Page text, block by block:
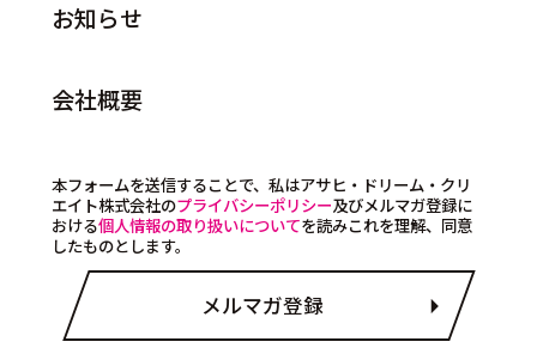
お知らせ
会社概要
本フォームを送信することで、私はアサヒ・ドリーム・クリ
エイト株式会社のプライバシーポリシー及びメルマガ登録に
おける個人情報の取り扱いについてを読みこれを理解、同意
したものとします。
メルマガ登録